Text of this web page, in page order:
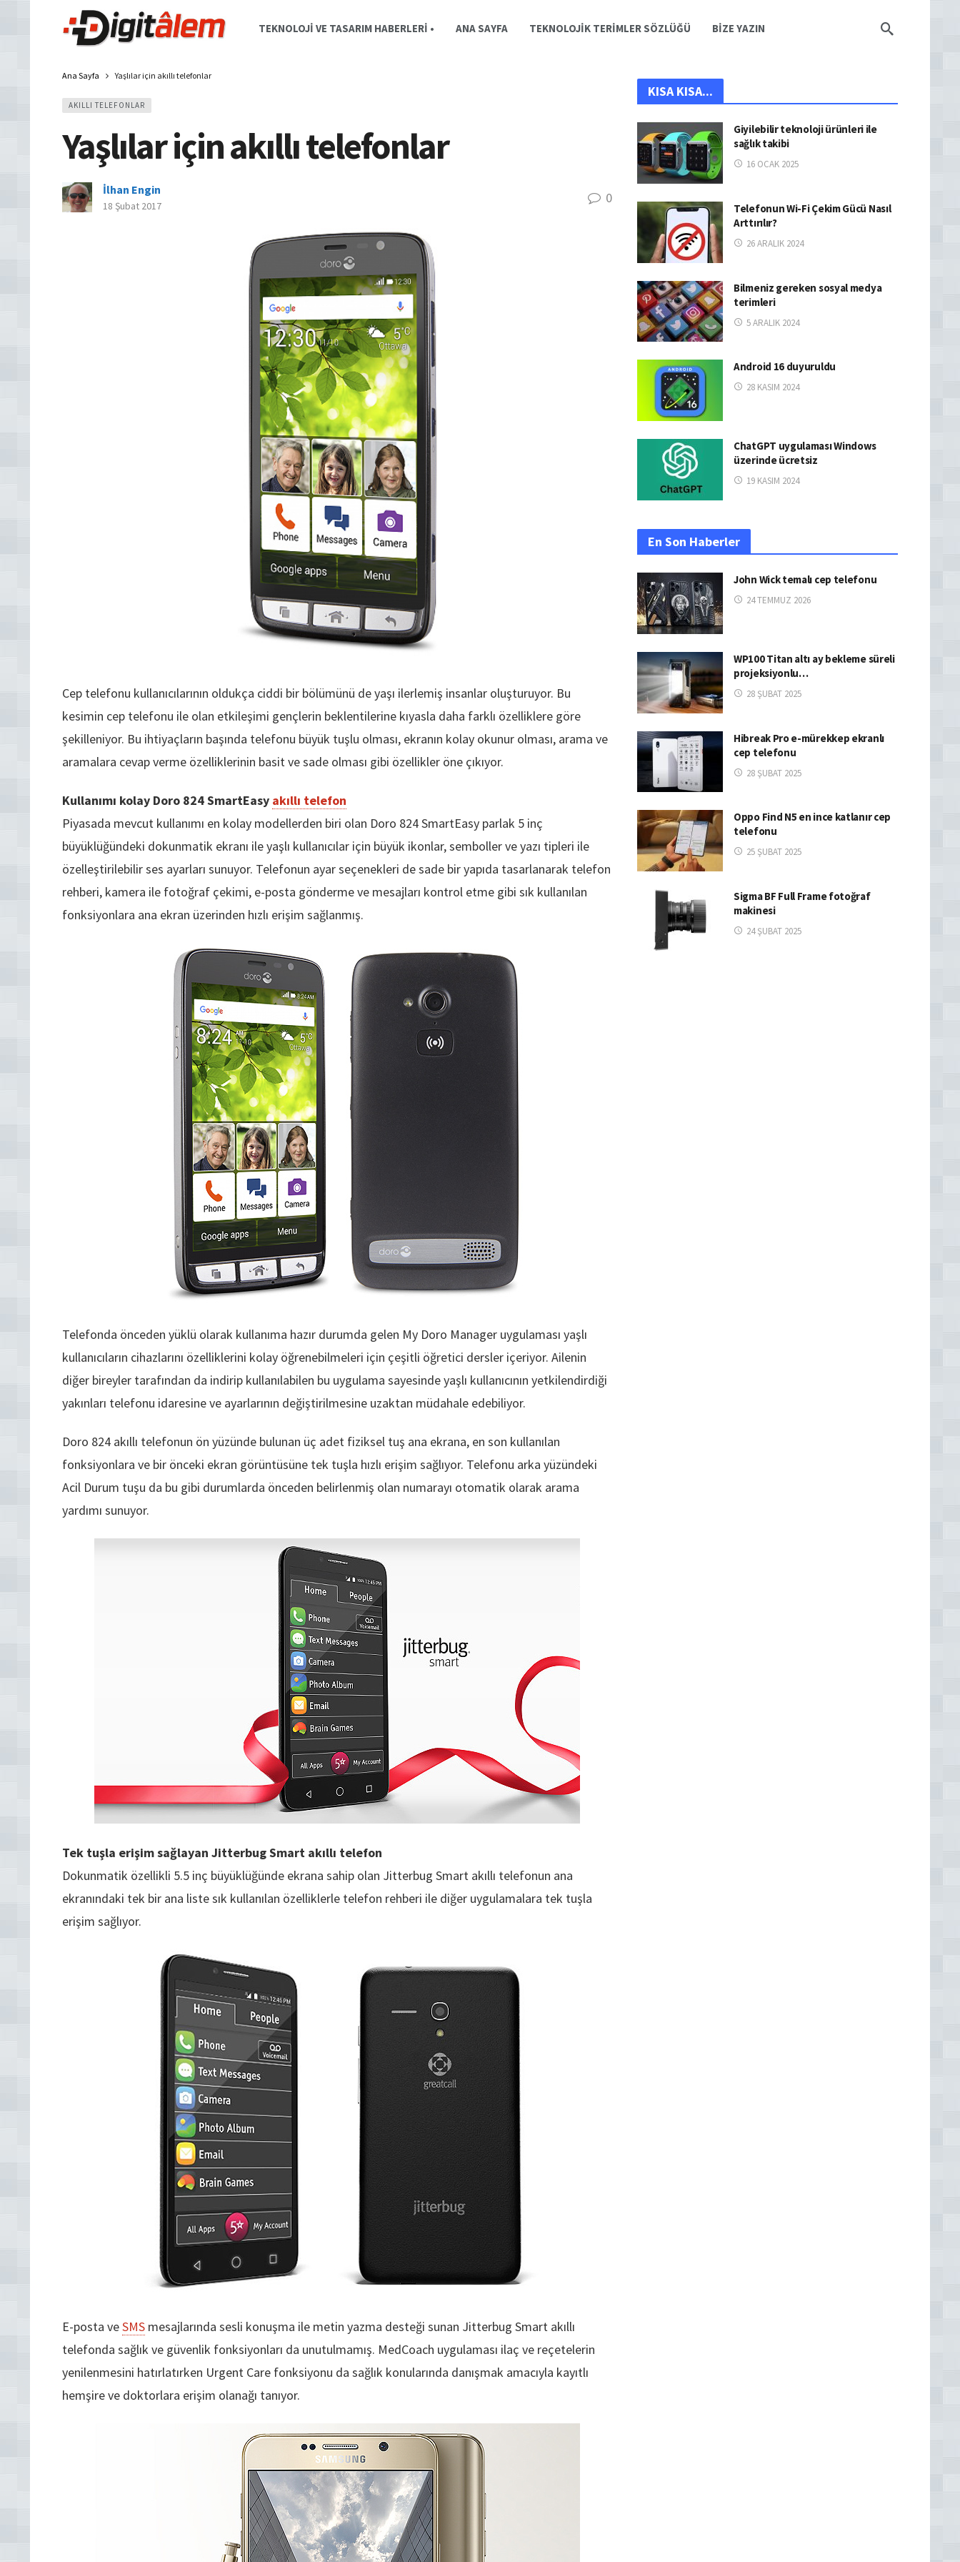
TEKNOLOJI VE TASARIM HABERLERI • ANA SAYFA TEKNOLOJIK TERIMLER SÖZLÜĞÜ BIZE YAZIN
Ana Sayfa Yaşlılar için akıllı telefonlar
AKILLI TELEFONLAR
Yaşlılar için akıllı telefonlar
İlhan Engin
18 Şubat 2017 0
Cep telefonu kullanıcılarının oldukça ciddi bir bölümünü de yaşı ilerlemiş insanlar oluşturuyor. Bu
kesimin cep telefonu ile olan etkileşimi gençlerin beklentilerine kıyasla daha farklı özelliklere göre
şekilleniyor. Bu ihtiyaçların başında telefonu büyük tuşlu olması, ekranın kolay okunur olması, arama ve
aramalara cevap verme özelliklerinin basit ve sade olması gibi özellikler öne çıkıyor.
Kullanımı kolay Doro 824 SmartEasy akıllı telefon
Piyasada mevcut kullanımı en kolay modellerden biri olan Doro 824 SmartEasy parlak 5 inç
büyüklüğündeki dokunmatik ekranı ile yaşlı kullanıcılar için büyük ikonlar, semboller ve yazı tipleri ile
özelleştirilebilir ses ayarları sunuyor. Telefonun ayar seçenekleri de sade bir yapıda tasarlanarak telefon
rehberi, kamera ile fotoğraf çekimi, e-posta gönderme ve mesajları kontrol etme gibi sık kullanılan
fonksiyonlara ana ekran üzerinden hızlı erişim sağlanmış.
Telefonda önceden yüklü olarak kullanıma hazır durumda gelen My Doro Manager uygulaması yaşlı
kullanıcıların cihazlarını özelliklerini kolay öğrenebilmeleri için çeşitli öğretici dersler içeriyor. Ailenin
diğer bireyler tarafından da indirip kullanılabilen bu uygulama sayesinde yaşlı kullanıcının yetkilendirdiği
yakınları telefonu idaresine ve ayarlarının değiştirilmesine uzaktan müdahale edebiliyor.
Doro 824 akıllı telefonun ön yüzünde bulunan üç adet fiziksel tuş ana ekrana, en son kullanılan
fonksiyonlara ve bir önceki ekran görüntüsüne tek tuşla hızlı erişim sağlıyor. Telefonu arka yüzündeki
Acil Durum tuşu da bu gibi durumlarda önceden belirlenmiş olan numarayı otomatik olarak arama
yardımı sunuyor.
Tek tuşla erişim sağlayan Jitterbug Smart akıllı telefon
Dokunmatik özellikli 5.5 inç büyüklüğünde ekrana sahip olan Jitterbug Smart akıllı telefonun ana
ekranındaki tek bir ana liste sık kullanılan özelliklerle telefon rehberi ile diğer uygulamalara tek tuşla
erişim sağlıyor.
E-posta veSMS mesajlarında sesli konuşma ile metin yazma desteği sunan Jitterbug Smart akıllı
telefonda sağlık ve güvenlik fonksiyonları da unutulmamış. MedCoach uygulaması ilaç ve reçetelerin
yenilenmesini hatırlatırken Urgent Care fonksiyonu da sağlık konularında danışmak amacıyla kayıtlı
hemşire ve doktorlara erişim olanağı tanıyor.
KISA KISA...
Giyilebilir teknoloji ürünleri ile
sağlık takibi
16 OCAK 2025
Telefonun Wi-Fi Çekim Gücü Nasıl
Arttırılır?
26 ARALIK 2024
Bilmeniz gereken sosyal medya
terimleri
5 ARALIK 2024
Android 16 duyuruldu
28 KASIM 2024
ChatGPT uygulaması Windows
üzerinde ücretsiz
19 KASIM 2024
En Son Haberler
John Wick temalı cep telefonu
24 TEMMUZ 2026
WP100 Titan altı ay bekleme süreli
projeksiyonlu…
28 ŞUBAT 2025
Hibreak Pro e-mürekkep ekranlı
cep telefonu
28 ŞUBAT 2025
Oppo Find N5 en ince katlanır cep
telefonu
25 ŞUBAT 2025
Sigma BF Full Frame fotoğraf
makinesi
24 ŞUBAT 2025